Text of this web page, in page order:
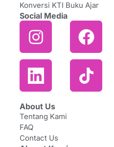
Konversi KTI Buku Ajar
Social Media
About Us
Tentang Kami
FAQ
Contact Us